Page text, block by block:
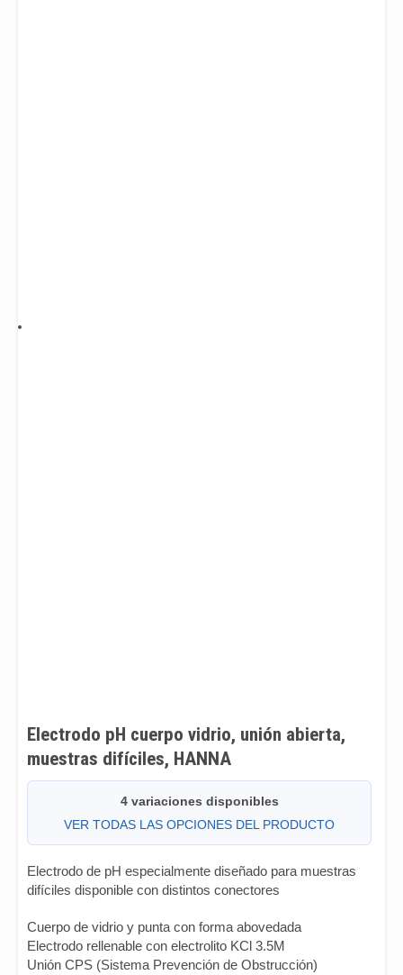
Electrodo pH cuerpo vidrio, unión abierta,
muestras difíciles, HANNA
4 variaciones disponibles
VER TODAS LAS OPCIONES DEL PRODUCTO
Electrodo de pH especialmente diseñado para muestras
difíciles disponible con distintos conectores
Cuerpo de vidrio y punta con forma abovedada
Electrodo rellenable con electrolito KCl 3.5M
Unión CPS (Sistema Prevención de Obstrucción)